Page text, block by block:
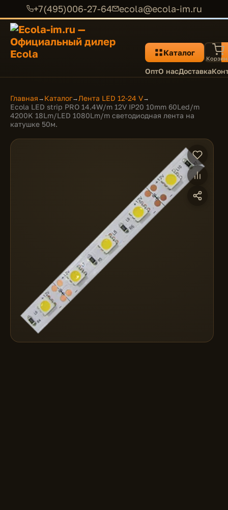
+7(495)006-27-64 ecola@ecola-im.ru
Каталог
ОптО насДоставка
Главная → Каталог→Лента LED 12-24 V→
Ecola LED strip PRO 14.4W/m 12V IP20 10mm 60Led/m
4200K 18Lm/LED 1080Lm/m светодиодная лента на
катушке 50м.